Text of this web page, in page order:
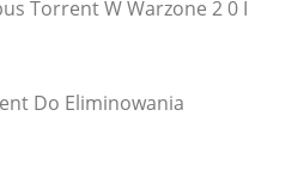
Torrent W Warzone 2 0 I
Do Eliminowania